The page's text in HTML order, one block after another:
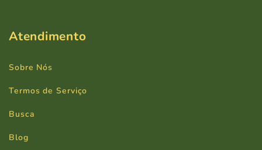
Atendimento
Sobre Nós
Termos de Serviço
Busca
Blog